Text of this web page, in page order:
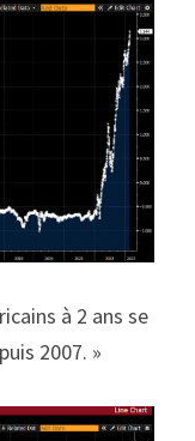
à 2 ans se
2007. »